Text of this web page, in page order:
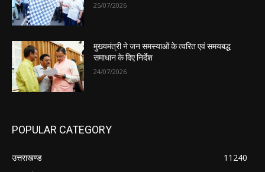
25/07/2026
मुख्यमंत्री ने जन समस्याओं के त्वरित एवं समयबद्ध
समाधान के दिए निर्देश
24/07/2026
POPULAR CATEGORY
उत्तराखण्ड
11240